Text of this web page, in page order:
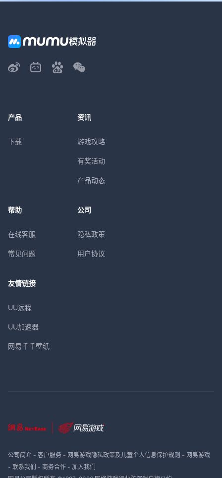
产品
下载
资讯
游戏攻略
有奖活动
产品动态
帮助
在线客服
常见问题
公司
隐私政策
用户协议
友情链接
UU远程
UU加速器
网易千千壁纸
公司简介- 客户服务- 网易游戏隐私政策及儿童个人信息保护规则 - 网易游戏
- 联系我们 - 商务合作- 加入我们